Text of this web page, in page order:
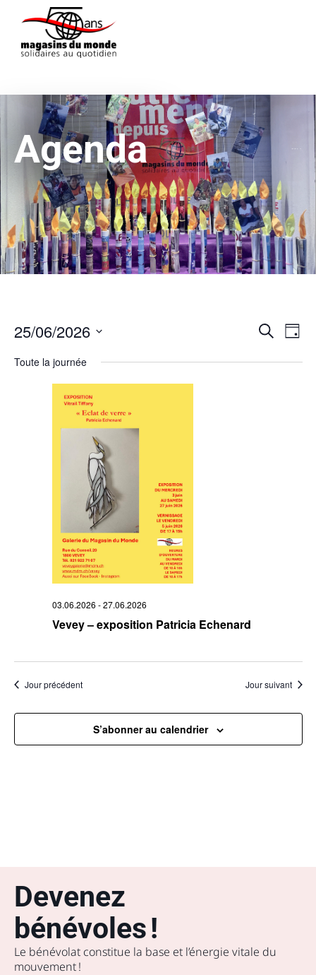
Agenda
et
Recherche
de
Jour
25/06/2026
une
date.
Toute la journée
03.06.2026 -27.06.2026
Vevey – exposition Patricia Echenard
Jour précédent Jour suivant
S’abonner au calendrier
Devenez
bénévoles !
Le bénévolat constitue la base et l’énergie vitale du
mouvement !